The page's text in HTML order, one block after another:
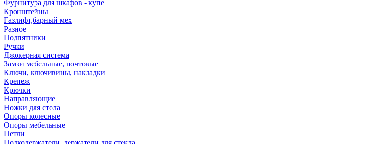
Фурнитура для шкафов - купе
Кронштейны
Газлифт,барный мех
Разное
Подпятники
Ручки
Джокерная система
Замки мебельные, почтовые
Ключи, ключивины, накладки
Крепеж
Крючки
Направляющие
Ножки для стола
Опоры колесные
Опоры мебельные
Петли
Полкодержатели, держатели для стекла